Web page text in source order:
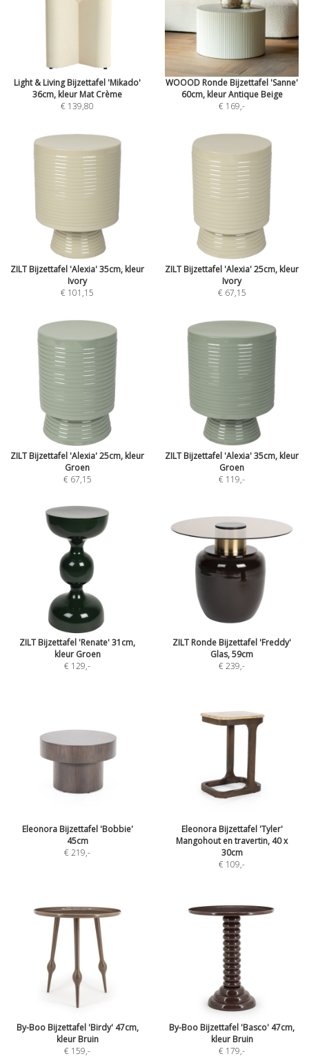
Light & Living Bijzettafel 'Mikado'
36cm, kleur Mat Crème
€ 139,80
WOOOD Ronde Bijzettafel 'Sanne'
60cm, kleur Antique Beige
€ 169,-
ZILT Bijzettafel 'Alexia' 35cm, kleur
Ivory
€ 101,15
ZILT Bijzettafel 'Alexia' 25cm, kleur
Ivory
€ 67,15
ZILT Bijzettafel 'Alexia' 25cm, kleur
Groen
€ 67,15
ZILT Bijzettafel 'Alexia' 35cm, kleur
Groen
€ 119,-
ZILT Bijzettafel 'Renate' 31cm,
kleur Groen
€ 129,-
ZILT Ronde Bijzettafel 'Freddy'
Glas, 59cm
€ 239,-
Eleonora Bijzettafel 'Bobbie'
45cm
€ 219,-
Eleonora Bijzettafel 'Tyler'
Mangohout en travertin, 40 x
30cm
€ 109,-
By-Boo Bijzettafel 'Birdy' 47cm,
kleur Bruin
€ 159,-
By-Boo Bijzettafel 'Basco' 47cm,
kleur Bruin
€ 179,-